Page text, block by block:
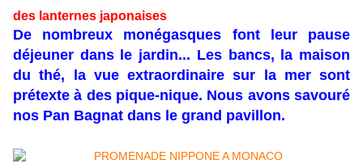
des lanternes japonaises
De nombreux monégasques font leur pause
déjeuner dans le jardin... Les bancs, la maison
du thé, la vue extraordinaire sur la mer sont
prétexte à des pique-nique. Nous avons savouré
nos Pan Bagnat dans le grand pavillon.